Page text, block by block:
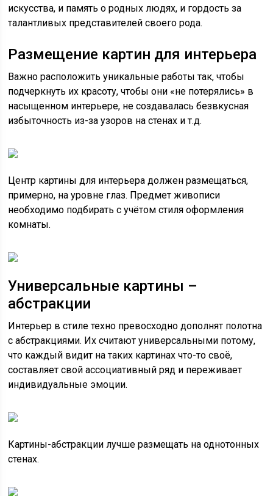
искусства, и память о родных людях, и гордость за
талантливых представителей своего рода.
Размещение картин для интерьера
Важно расположить уникальные работы так, чтобы
подчеркнуть их красоту, чтобы они «не потерялись» в
насыщенном интерьере, не создавалась безвкусная
избыточность из-за узоров на стенах и т.д.
Центр картины для интерьера должен размещаться,
примерно, на уровне глаз. Предмет живописи
необходимо подбирать с учётом стиля оформления
комнаты.
Универсальные картины –
абстракции
Интерьер в стиле техно превосходно дополнят полотна
с абстракциями. Их считают универсальными потому,
что каждый видит на таких картинах что-то своё,
составляет свой ассоциативный ряд и переживает
индивидуальные эмоции.
Картины-абстракции лучше размещать на однотонных
стенах.